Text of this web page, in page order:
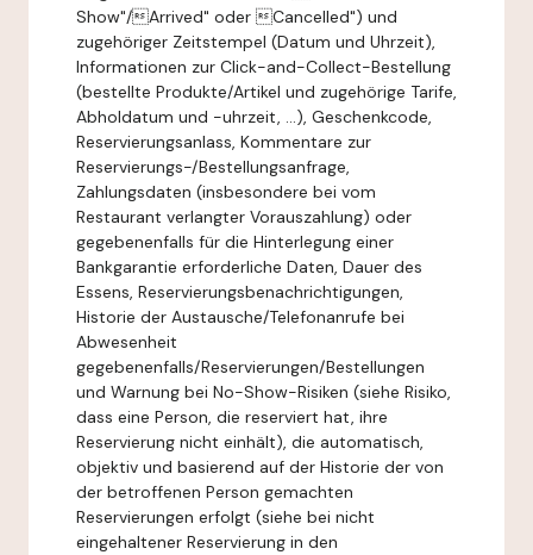
Show"/Arrived" oder Cancelled") und
zugehöriger Zeitstempel (Datum und Uhrzeit),
Informationen zur Click-and-Collect-Bestellung
(bestellte Produkte/Artikel und zugehörige Tarife,
Abholdatum und -uhrzeit, ...), Geschenkcode,
Reservierungsanlass, Kommentare zur
Reservierungs-/Bestellungsanfrage,
Zahlungsdaten (insbesondere bei vom
Restaurant verlangter Vorauszahlung) oder
gegebenenfalls für die Hinterlegung einer
Bankgarantie erforderliche Daten, Dauer des
Essens, Reservierungsbenachrichtigungen,
Historie der Austausche/Telefonanrufe bei
Abwesenheit
gegebenenfalls/Reservierungen/Bestellungen
und Warnung bei No-Show-Risiken (siehe Risiko,
dass eine Person, die reserviert hat, ihre
Reservierung nicht einhält), die automatisch,
objektiv und basierend auf der Historie der von
der betroffenen Person gemachten
Reservierungen erfolgt (siehe bei nicht
eingehaltener Reservierung in den